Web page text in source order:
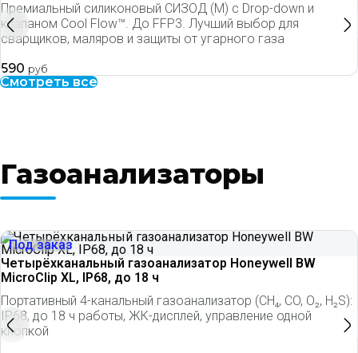
Премиальный силиконовый СИЗОД (M) с Drop-down и
клапаном Cool Flow™. До FFP3. Лучший выбор для
сварщиков, маляров и защиты от угарного газа
590 руб
Смотреть все
Газоанализаторы
Под заказ
Четырёхканальный газоанализатор Honeywell BW
MicroClip XL, IP68, до 18 ч
Портативный 4-канальный газоанализатор (CH₄, CO, O₂, H₂S):
IP68, до 18 ч работы, ЖК-дисплей, управление одной
кнопкой